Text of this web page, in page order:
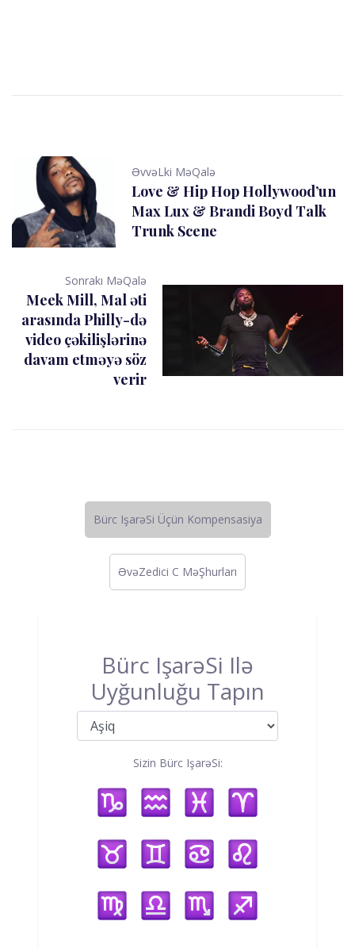
ƏvvəLki MəQalə
Love & Hip Hop Hollywood’un
Max Lux & Brandi Boyd Talk
Trunk Scene
Sonrakı MəQalə
Meek Mill, Mal əti
arasında Philly-də
video çəkilişlərinə
davam etməyə söz
verir
Bürc IşarəSi Üçün Kompensasiya
ƏvəZedici C MəŞhurları
Bürc IşarəSi Ilə
Uyğunluğu Tapın
Sizin Bürc IşarəSi: